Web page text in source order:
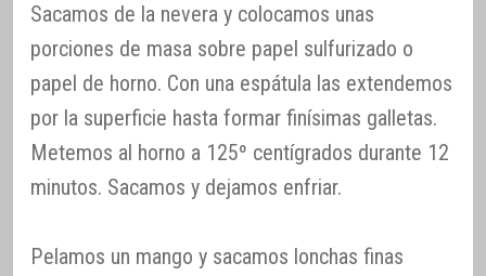
Sacamos de la nevera y colocamos unas
porciones de masa sobre papel sulfurizado o
papel de horno. Con una espátula las extendemos
por la superficie hasta formar finísimas galletas.
Metemos al horno a 125º centígrados durante 12
minutos. Sacamos y dejamos enfriar.
Pelamos un mango y sacamos lonchas finas